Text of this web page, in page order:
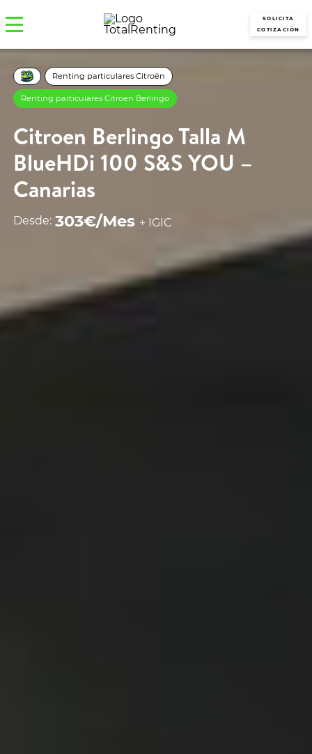
SOLICITA
COTIZACIÓN
Renting particulares Citroën
Renting particulares Citroen Berlingo
Citroen Berlingo Talla M
BlueHDi 100 S&S YOU –
Canarias
Desde: 303€/Mes + IGIC